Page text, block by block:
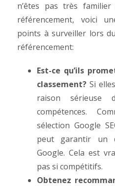
n’êtes pas très
référencement, voici
points à surveiller lors
référencement:
Est-ce qu’ils
classement? Si
raison sérieuse
compétences.
sélection Google
peut garantir un
Google. Cela est
pas si compétitifs.
Obtenez